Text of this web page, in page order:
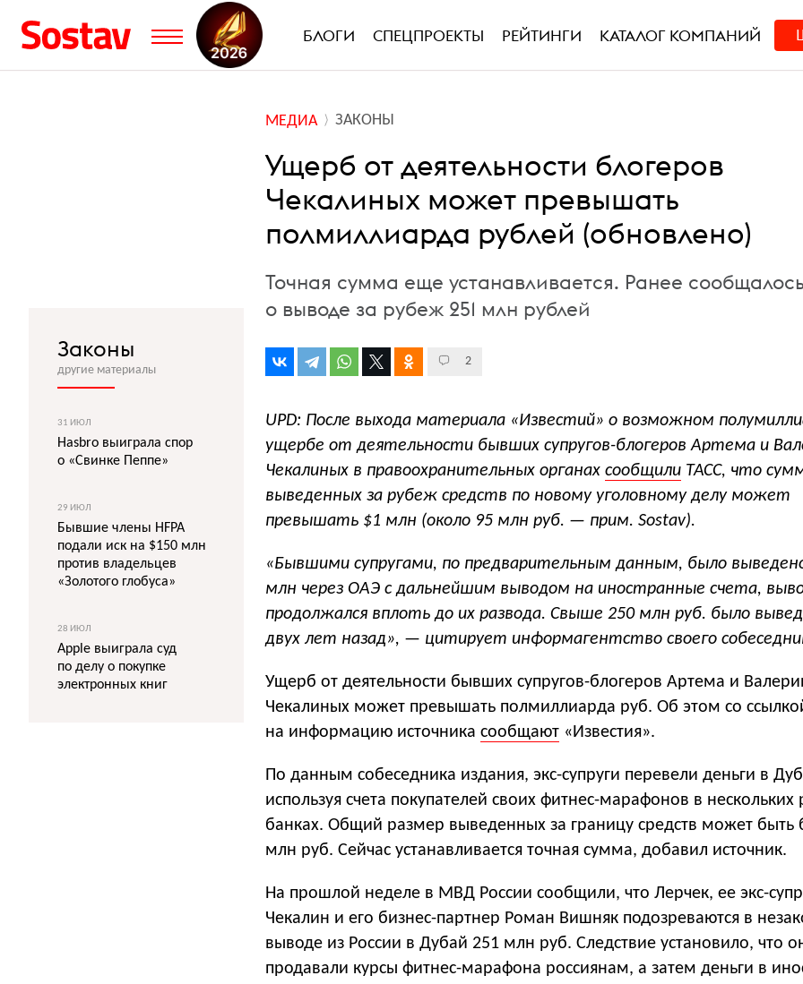
БЛОГИ СПЕЦПРОЕКТЫ РЕЙТИНГИ КАТАЛОГ КОМПАНИЙ
МЕДИА ЗАКОНЫ
Ущерб от деятельности блогеров
Чекалиных может превышать
полмиллиарда рублей (обновлено)
Точная сумма еще устанавливается. Ранее сообщалось
о выводе за рубеж 251 млн рублей
2
UPD: После выхода материала «Известий» о возможном
ущербе от деятельности бывших супругов-блогеров Артема и
Чекалиных в правоохранительных органах сообщили ТАСС, что
выведенных за рубеж средств по новому уголовному делу может
превышать $1 млн (около 95 млн руб. — прим. Sostav).
«Бывшими супругами, по предварительным данным, было
млн через ОАЭ с дальнейшим выводом на иностранные счета,
продолжался вплоть до их развода. Свыше 250 млн руб. было
двух лет назад», — цитирует информагентство своего
Ущерб от деятельности бывших супругов-блогеров Артема и
Чекалиных может превышать полмиллиарда руб. Об этом со
на информацию источника сообщают «Известия».
По данным собеседника издания, экс-супруги перевели деньги в
используя счета покупателей своих фитнес-марафонов в нескольких
банках. Общий размер выведенных за границу средств может быть
млн руб. Сейчас устанавливается точная сумма, добавил источник.
На прошлой неделе в МВД России сообщили, что Лерчек, ее экс-
Чекалин и его бизнес-партнер Роман Вишняк подозреваются в
выводе из России в Дубай 251 млн руб. Следствие установило, что
продавали курсы фитнес-марафона россиянам, а затем деньги в
Законы
другие материалы
31 ИЮЛ
Hasbro выиграла спор
о «Свинке Пеппе»
29 ИЮЛ
Бывшие члены HFPA
подали иск на $150 млн
против владельцев
«Золотого глобуса»
28 ИЮЛ
Apple выиграла суд
по делу о покупке
электронных книг